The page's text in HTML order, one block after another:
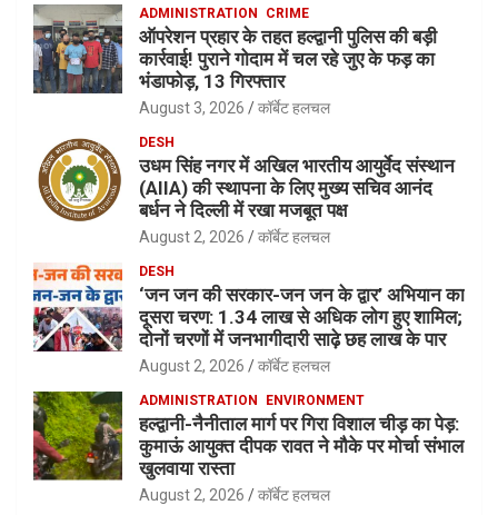
ADMINISTRATION CRIME
ऑपरेशन प्रहार के तहत हल्द्वानी पुलिस की बड़ी
कार्रवाई! पुराने गोदाम में चल रहे जुए के फड़ का
भंडाफोड़, 13 गिरफ्तार
August 3, 2026 कॉर्बेट हलचल
DESH
उधम सिंह नगर में अखिल भारतीय आयुर्वेद संस्थान
(AIIA) की स्थापना के लिए मुख्य सचिव आनंद
बर्धन ने दिल्ली में रखा मजबूत पक्ष
August 2, 2026 कॉर्बेट हलचल
DESH
‘जन जन की सरकार-जन जन के द्वार’ अभियान का
दूसरा चरण: 1.34 लाख से अधिक लोग हुए शामिल;
दोनों चरणों में जनभागीदारी साढ़े छह लाख के पार
August 2, 2026 कॉर्बेट हलचल
ADMINISTRATION ENVIRONMENT
हल्द्वानी-नैनीताल मार्ग पर गिरा विशाल चीड़ का पेड़:
कुमाऊं आयुक्त दीपक रावत ने मौके पर मोर्चा संभाल
खुलवाया रास्ता
August 2, 2026 कॉर्बेट हलचल